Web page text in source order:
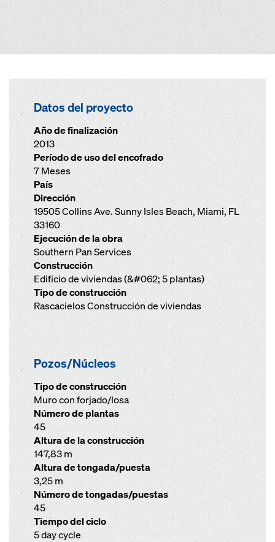
Datos del proyecto
Año de finalización
2013
Período de uso del encofrado
7 Meses
País
Dirección
19505 Collins Ave. Sunny Isles Beach, Miami, FL
33160
Ejecución de la obra
Southern Pan Services
Construcción
Edificio de viviendas (&#062; 5 plantas)
Tipo de construcción
Rascacielos Construcción de viviendas
Pozos/Núcleos
Tipo de construcción
Muro con forjado/losa
Número de plantas
45
Altura de la construcción
147,83 m
Altura de tongada/puesta
3,25 m
Número de tongadas/puestas
45
Tiempo del ciclo
5 day cycle